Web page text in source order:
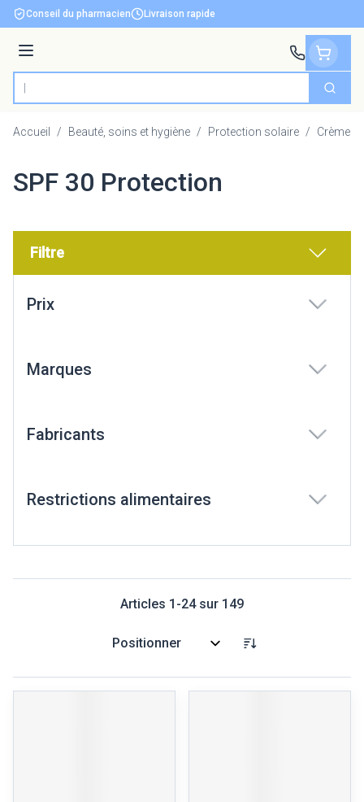
Aller au contenu
Conseil du pharmacien Livraison rapide
Menu
Rechercher
Accueil / Beauté, soins et hygiène / Protection solaire / Crèmes
SPF 30 Protection
Filtre
Prix
Marques
Fabricants
Restrictions alimentaires
Articles 1 -24sur 149
Trier par: